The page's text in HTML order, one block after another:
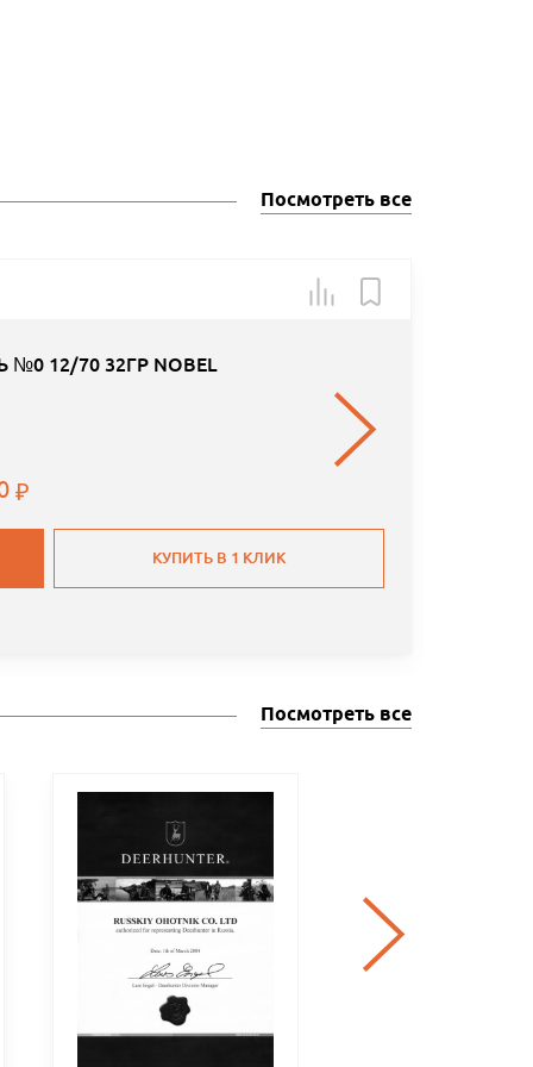
Посмотреть все
12/70 32ГР NOBEL
КУПИТЬ В 1 КЛИК
Посмотреть все